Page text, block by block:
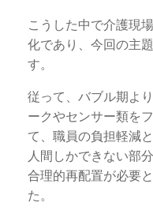
こうした中で介護現
化であり、今回の主
す。
従って、バブル期よ
ークやセンサー類を
て、職員の負担軽減
人間しかできない部
合理的再配置が必要
た。